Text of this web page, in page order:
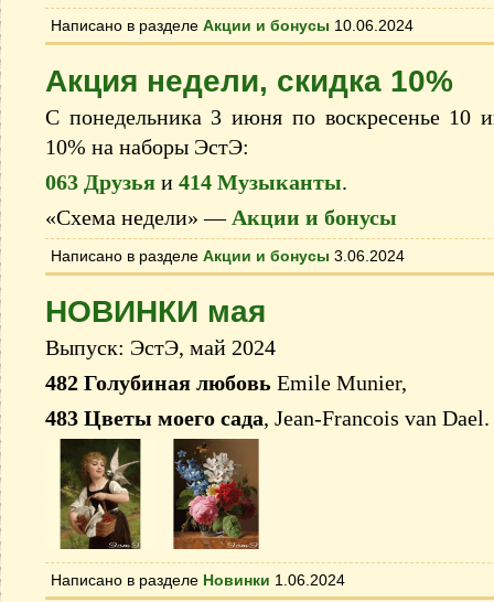
Написано в разделе Акции и бонусы 10.06.2024
Акция недели, скидка 10%
С понедельника 3 июня по воскресенье 10
10% на наборы ЭстЭ:
063 Друзья и 414 Музыканты.
«Схема недели» — Акции и бонусы
Написано в разделе Акции и бонусы 3.06.2024
НОВИНКИ мая
Выпуск: ЭстЭ, май 2024
482 Голубиная любовь Emile Munier,
483 Цветы моего сада, Jean-Francois van Dael.
Написано в разделе Новинки 1.06.2024